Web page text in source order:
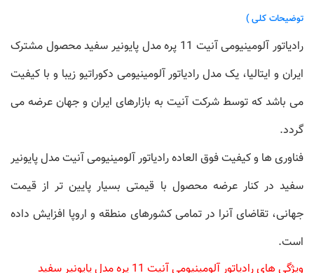
توضیحات کلی )
رادیاتور آلومینیومی آنیت 11 پره مدل پایونیر سفید محصول مشترک
ایران و ایتالیا، یک مدل رادیاتور آلومینیومی دکوراتیو زیبا و با کیفیت
می باشد که توسط شرکت آنیت به بازارهای ایران و جهان عرضه می
گردد.
فناوری ها و کیفیت فوق العاده رادیاتور آلومینیومی آنیت مدل پایونیر
سفید در کنار عرضه محصول با قیمتی بسیار پایین تر از قیمت
جهانی، تقاضای آنرا در تمامی کشورهای منطقه و اروپا افزایش داده
است.
ویژگی های رادیاتور آلومینیومی آنیت 11 پره مدل پایونیر سفید